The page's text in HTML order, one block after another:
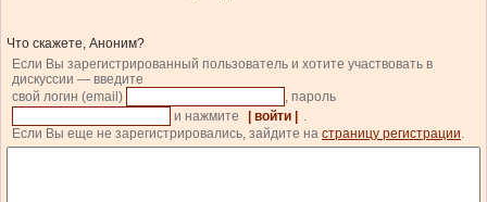
Что скажете, Аноним?
Если Вы зарегистрированный пользователь и хотите участвовать в
дискуссии — введите
свой логин (email)
, пароль
и нажмите
| войти |
.
Если Вы еще не зарегистрировались, зайдите на страницу регистрации.